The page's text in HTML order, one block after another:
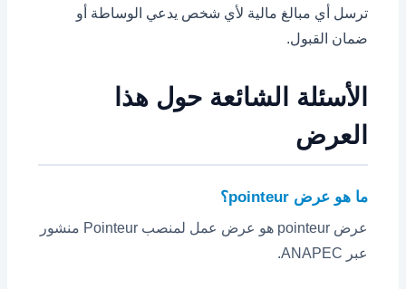
ترسل أي مبالغ مالية لأي شخص يدعي الوساطة أو
ضمان القبول.
الأسئلة الشائعة حول هذا
العرض
ما هو عرض pointeur؟
عرض pointeur هو عرض عمل لمنصب Pointeur منشور
عبر ANAPEC.